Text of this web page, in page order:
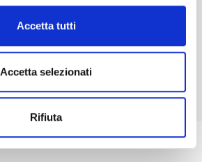
Accetta tutti
Accetta selezionati
Rifiuta
nuestro servicio de